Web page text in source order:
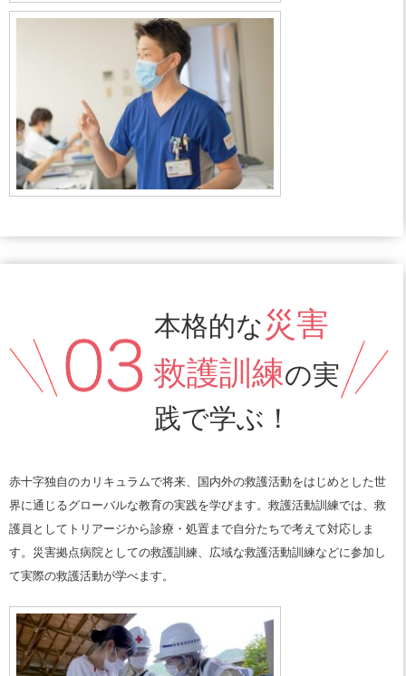
本格的な災害
救護訓練の実
践で学ぶ！
赤十字独自のカリキュラムで将来、国内外の救護活動をはじめとした世
界に通じるグローバルな教育の実践を学びます。救護活動訓練では、救
護員としてトリアージから診療・処置まで自分たちで考えて対応しま
す。災害拠点病院としての救護訓練、広域な救護活動訓練などに参加し
て実際の救護活動が学べます。